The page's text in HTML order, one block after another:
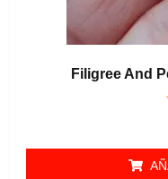
Filigree And